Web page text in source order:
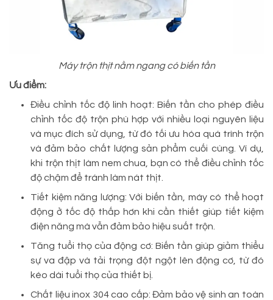
Máy trộn thịt nằm ngang có biến tần
Ưu điểm:
Điều chỉnh tốc độ linh hoạt: Biến tần cho phép điều
chỉnh tốc độ trộn phù hợp với nhiều loại nguyên liệu
và mục đích sử dụng, từ đó tối ưu hóa quá trình trộn
và đảm bảo chất lượng sản phẩm cuối cùng. Ví dụ,
khi trộn thịt làm nem chua, bạn có thể điều chỉnh tốc
độ chậm để tránh làm nát thịt.
Tiết kiệm năng lượng: Với biến tần, máy có thể hoạt
động ở tốc độ thấp hơn khi cần thiết giúp tiết kiệm
điện năng mà vẫn đảm bảo hiệu suất trộn.
Tăng tuổi thọ của động cơ: Biến tần giúp giảm thiểu
sự va đập và tải trọng đột ngột lên động cơ, từ đó
kéo dài tuổi thọ của thiết bị.
Chất liệu inox 304 cao cấp: Đảm bảo vệ sinh an toàn